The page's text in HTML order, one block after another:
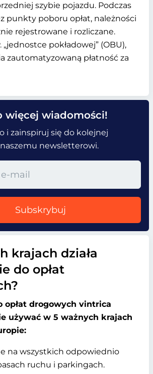
szybie pojazdu. Podczas
punkty poboru opłat, należności
rejestrowane i rozliczane.
pokładowej” (OBU),
zautomatyzowaną płatność za
więcej wiadomości!
i zainspiruj się do kolejnej
newsletterowi.
Subskrybuj
krajach działa
do opłat
opłat drogowych vintrica
używać w 5 ważnych krajach
na wszystkich odpowiednio
ruchu i parkingach.